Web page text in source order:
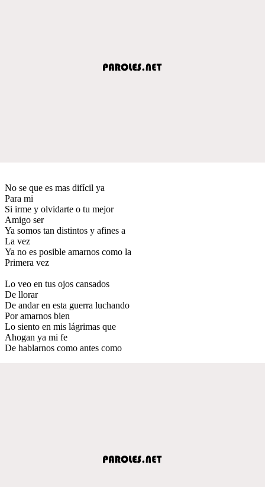
No se que es mas difícil ya
Para mi
Si irme y olvidarte o tu mejor
Amigo ser
Ya somos tan distintos y afines a
La vez
Ya no es posible amarnos como la
Primera vez
Lo veo en tus ojos cansados
De llorar
De andar en esta guerra luchando
Por amarnos bien
Lo siento en mis lágrimas que
Ahogan ya mi fe
De hablarnos como antes como